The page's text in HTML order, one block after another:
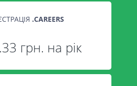
.CAREERS
грн. на рік